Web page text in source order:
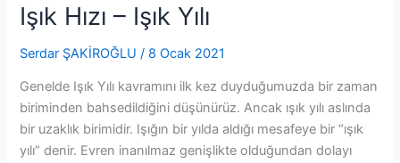
Işık Hızı – Işık Yılı
Serdar ŞAKİROĞLU / 8 Ocak 2021
Genelde Işık Yılı kavramını ilk kez duyduğumuzda bir zaman
biriminden bahsedildiğini düşünürüz. Ancak ışık yılı aslında
bir uzaklık birimidir. Işığın bir yılda aldığı mesafeye bir “ışık
yılı” denir. Evren inanılmaz genişlikte olduğundan dolayı